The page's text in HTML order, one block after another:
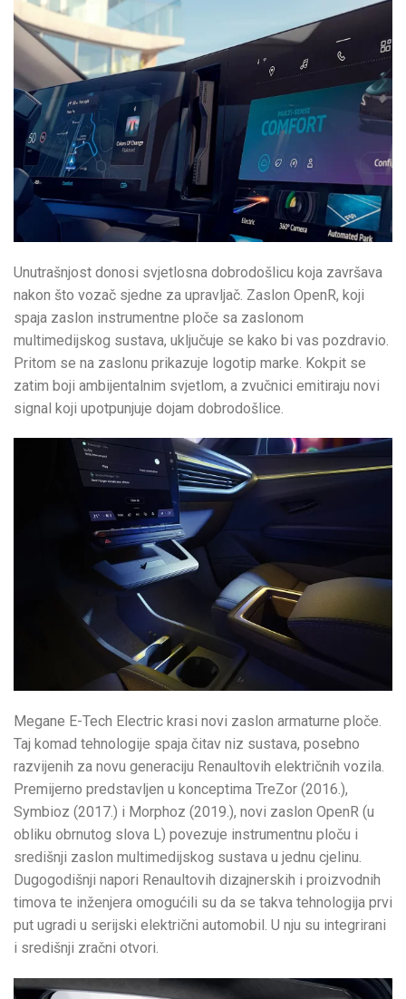
Unutrašnjost donosi svjetlosna dobrodošlicu koja završava
nakon što vozač sjedne za upravljač. Zaslon OpenR, koji
spaja zaslon instrumentne ploče sa zaslonom
multimedijskog sustava, uključuje se kako bi vas pozdravio.
Pritom se na zaslonu prikazuje logotip marke. Kokpit se
zatim boji ambijentalnim svjetlom, a zvučnici emitiraju novi
signal koji upotpunjuje dojam dobrodošlice.
Megane E-Tech Electric krasi novi zaslon armaturne ploče.
Taj komad tehnologije spaja čitav niz sustava, posebno
razvijenih za novu generaciju Renaultovih električnih vozila.
Premijerno predstavljen u konceptima TreZor (2016.),
Symbioz (2017.) i Morphoz (2019.), novi zaslon OpenR (u
obliku obrnutog slova L) povezuje instrumentnu ploču i
središnji zaslon multimedijskog sustava u jednu cjelinu.
Dugogodišnji napori Renaultovih dizajnerskih i proizvodnih
timova te inženjera omogućili su da se takva tehnologija prvi
put ugradi u serijski električni automobil. U nju su integrirani
i središnji zračni otvori.